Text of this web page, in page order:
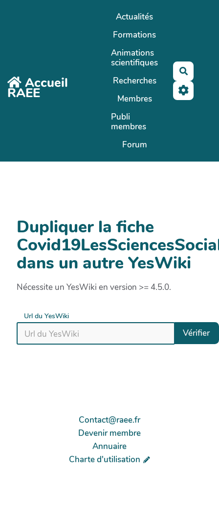
Accueil
RAEE
Actualités
Formations
Animations
scientifiques
Recherches
Membres
Publi
membres
Forum
Dupliquer la fiche
dans un autre YesWiki
Nécessite un YesWiki en version >= 4.5.0.
Url du YesWiki
Vérifier
Contact@raee.fr
Devenir membre
Annuaire
Charte d'utilisation